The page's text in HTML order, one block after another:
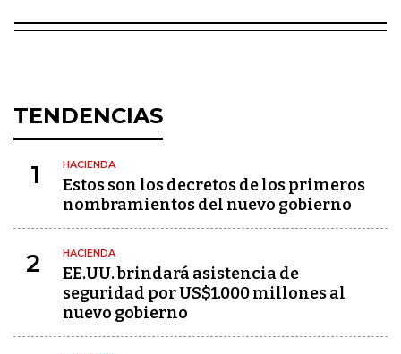
TENDENCIAS
1 HACIENDA
Estos son los decretos de los primeros
nombramientos del nuevo gobierno
2 HACIENDA
EE.UU. brindará asistencia de
seguridad por US$1.000 millones al
nuevo gobierno